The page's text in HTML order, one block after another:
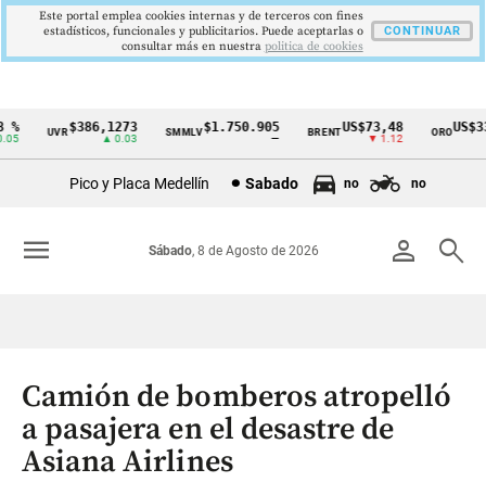
Cintillo
Colombia
UVR$386,1273
▲ 0.03
SMMLV$1.750.905 BRENTUS$73,48
▼ 1.12
ORO
Pico y Placa Medellín Sabado no no
person search
Sábado, 8 de Agosto de 2026
menu
Camión de bomberos atropelló
a pasajera en el desastre de
Asiana Airlines
Este portal emplea cookies internas y de terceros con fines
estadísticos, funcionales y publicitarios. Puede aceptarlas o
consultar más en nuestra politica de cookies
CONTINUAR